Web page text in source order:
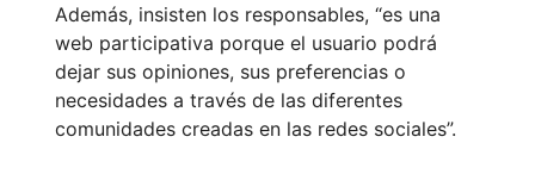
Además, insisten los responsables, “es una
web participativa porque el usuario podrá
dejar sus opiniones, sus preferencias o
necesidades a través de las diferentes
comunidades creadas en las redes sociales”.